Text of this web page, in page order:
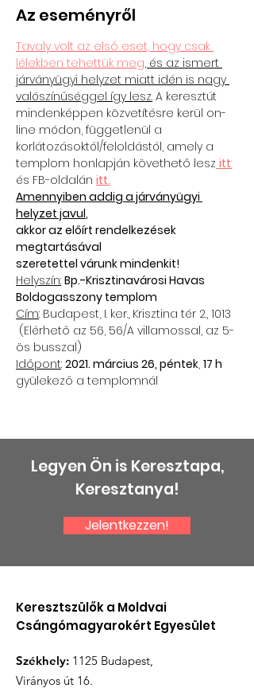
Az eseményről
Tavaly volt az első eset, hogy csak
lélekben tehettük meg, és az ismert
járványügyi helyzet miatt idén is nagy
valószínűséggel így lesz. A keresztút
mindenképpen közvetítésre kerül on-
line módon, függetlenül a
korlátozásoktól/feloldástól, amely a
templom honlapján követhető lesz itt:
és FB-oldalán itt.
Amennyiben addig a járványügyi
helyzet javul,
akkor az előírt rendelkezések
megtartásával
szeretettel várunk mindenkit!
Helyszín: Bp.-Krisztinavárosi Havas
Cím: Budapest, I. ker., Krisztina tér 2., 1013
ös busszal)
Időpont: 2021. március 26, péntek, 17 h
gyülekező a templomnál
Legyen Ön is Keresztapa,
Keresztanya!
Jelentkezzen!
Keresztszülők a Moldvai
Csángómagyarokért Egyesület
Székhely: 1125 Budapest,
Virányos út 16.